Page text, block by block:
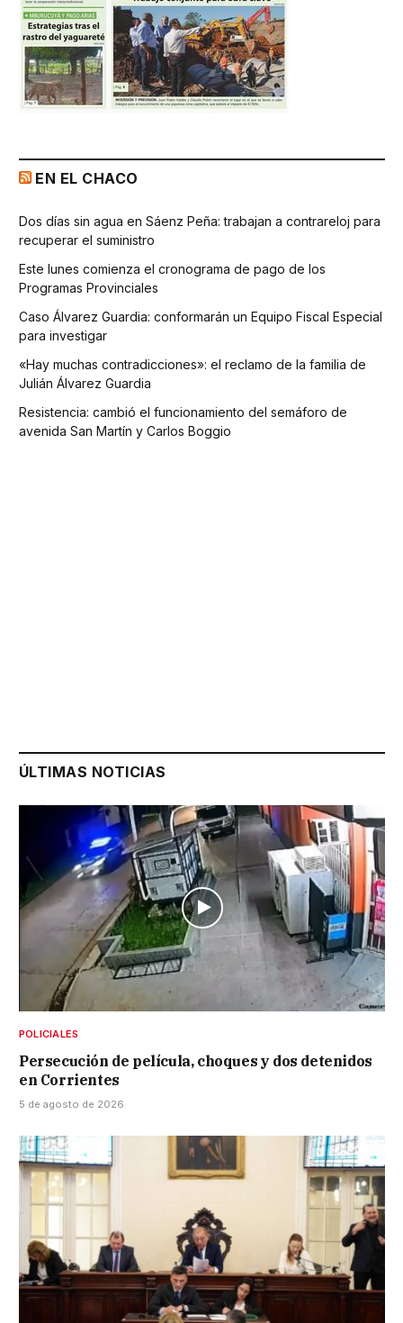
EN EL CHACO
Dos días sin agua en Sáenz Peña: trabajan a contrareloj para
recuperar el suministro
Este lunes comienza el cronograma de pago de los
Programas Provinciales
Caso Álvarez Guardia: conformarán un Equipo Fiscal Especial
para investigar
«Hay muchas contradicciones»: el reclamo de la familia de
Julián Álvarez Guardia
Resistencia: cambió el funcionamiento del semáforo de
avenida San Martín y Carlos Boggio
ÚLTIMAS NOTICIAS
POLICIALES
Persecución de película, choques y dos detenidos
en Corrientes
5 de agosto de 2026